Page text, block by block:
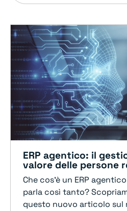
ERP agentico: il
valore delle persone
Che cos'è un ERP
parla così tanto?
questo nuovo articolo sul